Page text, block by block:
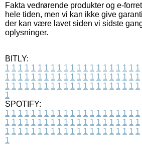
Fakta vedrørende produkter og e-
hele tiden, men vi kan ikke give
der kan være lavet siden vi sidste
oplysninger.
BITLY:
1 1 1 1 1 1 1 1 1 1 1 1 1 1 1 1 1 1 1 1 1
1 1 1 1 1 1 1 1 1 1 1 1 1 1 1 1 1 1 1 1 1
1 1 1 1 1 1 1 1 1 1 1 1 1 1 1 1 1 1 1 1 1
1
SPOTIFY:
1 1 1 1 1 1 1 1 1 1 1 1 1 1 1 1 1 1 1 1 1
1 1 1 1 1 1 1 1 1 1 1 1 1 1 1 1 1 1 1 1 1
1 1 1 1 1 1 1 1 1 1 1 1 1 1 1 1 1 1 1 1 1
1